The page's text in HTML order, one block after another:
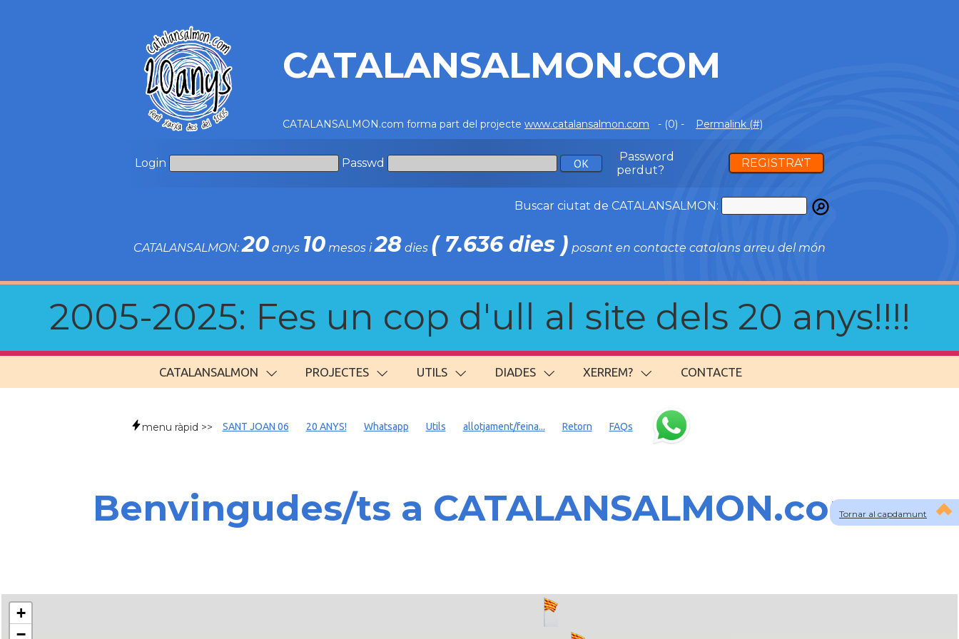
CATALANSALMON.COM
CATALANSALMON.com forma part del projecte www.catalansalmon.com - (0) - Permalink (#)
Login Passwd
Password
perdut?
REGISTRA'T
Buscar ciutat de CATALANSALMON:
CATALANSALMON:20 anys 10 mesos i28 dies ( 7.636 dies ) posant en contacte catalans arreu del món
2005-2025: Fes un cop d'ull al site dels 20 anys!!!!
CATALANSALMON PROJECTES UTILS DIADES XERREM? CONTACTE
Tornar al capdamunt
menu ràpid >> SANT JOAN 06 20 ANYS! Whatsapp Utils allotjament/feina... Retorn FAQs
Benvingudes/ts a CATALANSALMON.com
+
−